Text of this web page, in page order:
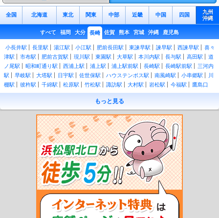
全国 北海道 東北 関東 中部 近畿 中国 四国
九州
沖縄
すべて 福岡 大分 長崎 佐賀 熊本 宮城 沖縄 鹿児島
小長井駅 長里駅 湯江駅 小江駅 肥前長田駅 東諫早駅 諫早駅 西諫早駅
喜々
津駅
市布駅 肥前古賀駅 現川駅 東園駅 大草駅 本川内駅 長与駅 高田駅
道
ノ尾駅
昭和町通り駅 西浦上駅 浦上駅 浦上駅前駅 長崎駅 長崎駅前駅
三河内
駅
早岐駅 大塔駅 日宇駅 佐世保駅 ハウステンボス駅 南風崎駅 小串郷駅
川
棚駅
彼杵駅 千綿駅 松原駅 竹松駅 諏訪駅 大村駅 岩松駅 今福駅
鷹島口
駅
前浜駅 調川駅 松浦駅 松浦発電所前駅 御厨駅 西木場駅 東田平駅
中田平
すえたちばな駅
潜竜ヶ滝駅
吉井駅 神田駅 清峰高校前駅 佐々駅 小浦駅 真申駅 棚方駅
相浦
上相浦駅 本山駅 中里駅 皆瀬駅 野中駅 左石駅 泉福寺駅
北佐世保駅 中佐世保駅 佐世保中央駅 本諫早駅 幸駅 小野本町駅
釜ノ鼻駅 諫早東高校前駅 愛野駅 阿母崎駅 吾妻駅 古部駅
神代町駅 多比良町駅 島鉄湯江駅 大三東駅 松尾町駅 三会駅
島鉄本社前駅 南島原駅 島原外港駅 秩父が浦駅 安徳駅 瀬野深江駅
布津新田駅 布津駅 堂崎駅 蒲河駅 有家駅 西有家駅 龍石駅 北有馬駅
浦田観音駅 原城駅 有馬吉川駅 東大屋駅 口之津駅
白浜海水浴場前
赤迫駅 住吉駅 千歳町駅 若葉町駅 長崎大学前駅 岩屋橋駅
大橋駅 松山町駅 浜口町駅 大学病院前駅 茂里町駅 銭座町駅
八千代町駅 五島町駅 大波止駅 出島駅 築町駅 西浜町駅 観光通り駅
蛍茶屋駅 新中川町駅 新大工町駅 諏訪神社前駅
もっと見る